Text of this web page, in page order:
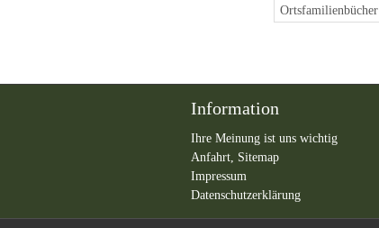
Ortsfamilienbücher
Information
Ihre Meinung ist uns wichtig
Anfahrt, Sitemap
Impressum
Datenschutzerklärung